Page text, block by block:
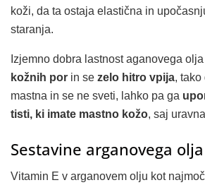
koži, da ta ostaja elastična in
staranja.
Izjemno dobra lastnost aganovega
kožnih por in se zelo hitro vpija, tako
mastna in se ne sveti, lahko pa ga
tisti, ki imate mastno kožo, saj
Sestavine arganovega olja
Vitamin E v arganovem olju kot